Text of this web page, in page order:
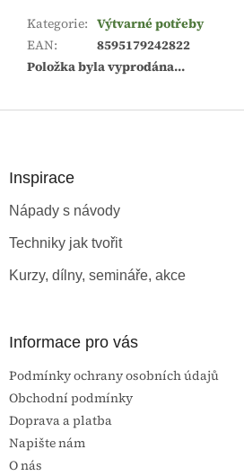
Kategorie: Výtvarné potřeby
EAN:
8595179242822
Položka byla vyprodána…
Inspirace
Nápady s návody
Techniky jak tvořit
Kurzy, dílny, semináře, akce
Informace pro vás
Podmínky ochrany osobních údajů
Obchodní podmínky
Doprava a platba
Napište nám
O nás